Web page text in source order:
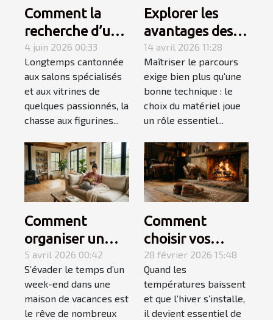
Comment la
recherche d’une
figurine rare
devient une
quête
personnelle
4 juin 2026 00:33
Longtemps cantonnée
aux salons spécialisés
et aux vitrines de
quelques passionnés, la
chasse aux figurines...
Explorer les
avantages des
équipements de
golf spécialisés
pour gauchers
14 avril 2026 11:28
Maîtriser le parcours
exige bien plus qu'une
bonne technique : le
choix du matériel joue
un rôle essentiel...
Comment
organiser un
week-end
détente réussi
en maison de
vacances ?
5 avril 2026 00:42
S’évader le temps d’un
week-end dans une
maison de vacances est
le rêve de nombreux
Comment
choisir vos
chaussons pour
un hiver douillet
et chaud ?
28 février 2026 15:48
Quand les
températures baissent
et que l’hiver s’installe,
il devient essentiel de